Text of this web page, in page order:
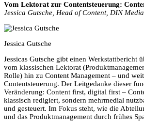
Vom Lektorat zur Contentsteuerung:
Jessica Gutsche, Head of Content, DIN
Jessica Gutsche
Jessicas Gutsche gibt einen Werkstattbericht
vom klassischen Lektorat
Rolle) hin zu Content Management – und
Contentsteuerung. Der Leitgedanke dieser
Veränderung: Content first, digital first –
klassisch redigiert, sondern mehrmedial
und gesteuert. Im Fokus steht, wie die
und das Produktmanagement durch frühes